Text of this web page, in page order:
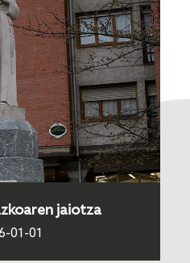
jaiotza
01-01